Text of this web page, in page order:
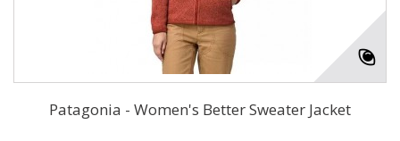
Patagonia - Women's Better Sweater Jacket